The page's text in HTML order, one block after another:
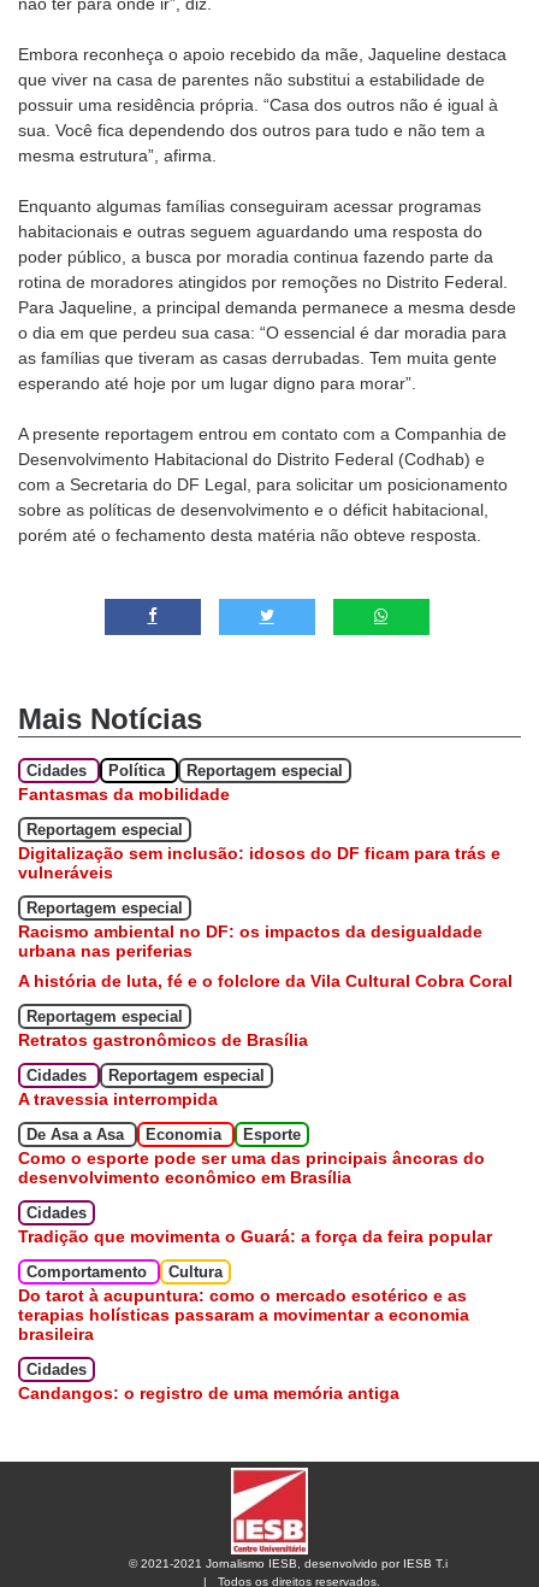
não ter para onde ir”, diz.
Embora reconheça o apoio recebido da mãe, Jaqueline destaca
que viver na casa de parentes não substitui a estabilidade de
possuir uma residência própria. “Casa dos outros não é igual à
sua. Você fica dependendo dos outros para tudo e não tem a
mesma estrutura”, afirma.
Enquanto algumas famílias conseguiram acessar programas
habitacionais e outras seguem aguardando uma resposta do
poder público, a busca por moradia continua fazendo parte da
rotina de moradores atingidos por remoções no Distrito Federal.
Para Jaqueline, a principal demanda permanece a mesma desde
o dia em que perdeu sua casa: “O essencial é dar moradia para
as famílias que tiveram as casas derrubadas. Tem muita gente
esperando até hoje por um lugar digno para morar”.
A presente reportagem entrou em contato com a Companhia de
Desenvolvimento Habitacional do Distrito Federal (Codhab) e
com a Secretaria do DF Legal, para solicitar um posicionamento
sobre as políticas de desenvolvimento e o déficit habitacional,
porém até o fechamento desta matéria não obteve resposta.
Mais Notícias
Cidades Política Reportagem especial
Fantasmas da mobilidade
Reportagem especial
Digitalização sem inclusão: idosos do DF ficam para trás e
vulneráveis
Reportagem especial
Racismo ambiental no DF: os impactos da desigualdade
urbana nas periferias
A história de luta, fé e o folclore da Vila Cultural Cobra Coral
Reportagem especial
Retratos gastronômicos de Brasília
Cidades Reportagem especial
A travessia interrompida
De Asa a Asa Economia Esporte
Como o esporte pode ser uma das principais âncoras do
desenvolvimento econômico em Brasília
Cidades
Tradição que movimenta o Guará: a força da feira popular
Comportamento Cultura
Do tarot à acupuntura: como o mercado esotérico e as
terapias holísticas passaram a movimentar a economia
brasileira
Cidades
Candangos: o registro de uma memória antiga
© 2021-2021 Jornalismo IESB, desenvolvido por IESB T.i
|
Todos os direitos reservados.